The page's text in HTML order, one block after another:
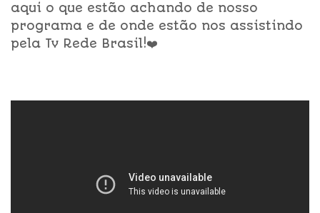
aqui o que estão achando de nosso
programa e de onde estão nos assistindo
pela Tv Rede Brasil!❤️